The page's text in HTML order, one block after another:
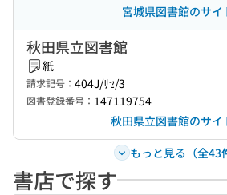
宮城県図書館のサ
秋田県立図書館
紙
請求記号： 404J/ｻｾ/3
図書登録番号： 147119754
秋田県立図書館のサ
もっと見る（全43
書店で探す